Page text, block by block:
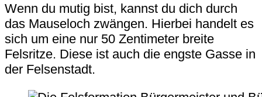
Wenn du mutig bist, kannst du dich durch
das Mauseloch zwängen. Hierbei handelt es
sich um eine nur 50 Zentimeter breite
Felsritze. Diese ist auch die engste Gasse in
der Felsenstadt.